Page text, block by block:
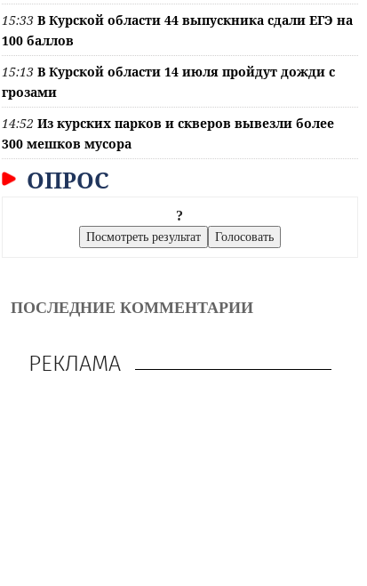
15:33 В Курской области 44 выпускника сдали ЕГЭ на
100 баллов
15:13 В Курской области 14 июля пройдут дожди с
грозами
14:52 Из курских парков и скверов вывезли более
300 мешков мусора
ОПРОС
?
ПОСЛЕДНИЕ КОММЕНТАРИИ
РЕКЛАМА